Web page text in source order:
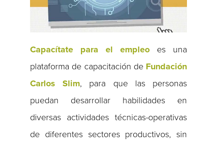
Capacítate para el empleoes una
plataforma de capacitación de Fundación
Carlos Slim, para que las personas
puedan desarrollar habilidades en
diversas actividades técnicas-operativas
de diferentes sectores productivos, sin